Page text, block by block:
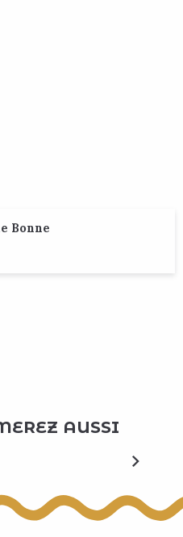
Bonne
AUSSI
votre plus jolie balade.